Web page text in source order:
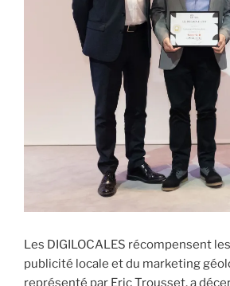
Les DIGILOCALES récompensent les
publicité locale et du marketing